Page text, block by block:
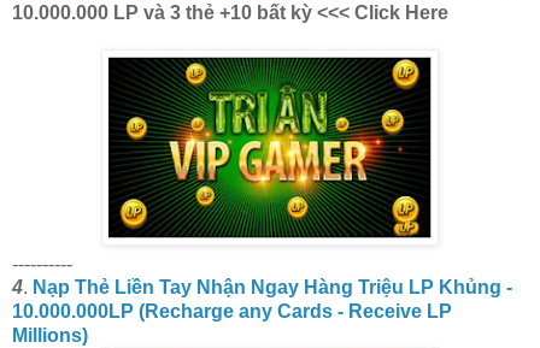
10.000.000 LP và 3 thẻ +10 bất kỳ <<< Click Here
----------
4. Nạp Thẻ Liền Tay Nhận Ngay Hàng Triệu LP Khủng -
10.000.000LP (Recharge any Cards - Receive LP
Millions)